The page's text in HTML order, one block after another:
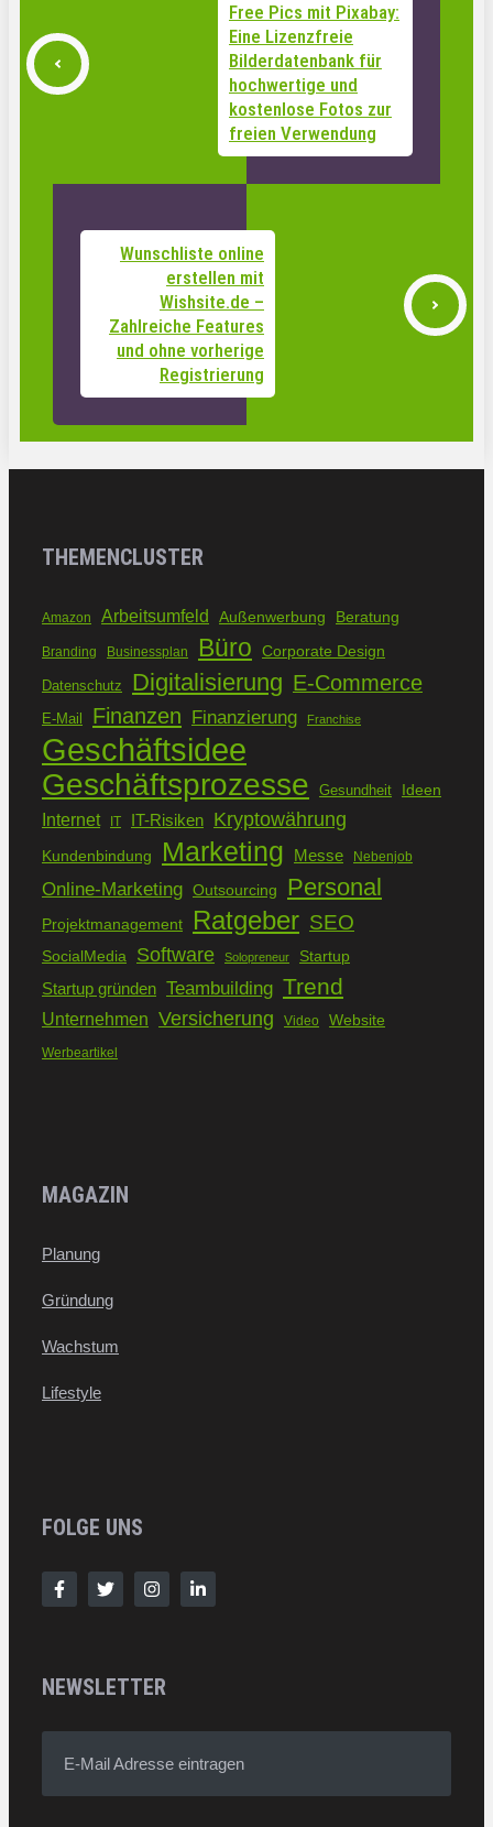
Free Pics mit Pixabay:
Eine Lizenzfreie
Bilderdatenbank für
hochwertige und
kostenlose Fotos zur
freien Verwendung
Wunschliste online
erstellen mit
Wishsite.de –
Zahlreiche Features
und ohne vorherige
Registrierung
THEMENCLUSTER
Amazon Arbeitsumfeld Außenwerbung Beratung
Branding Businessplan Büro Corporate Design
Datenschutz Digitalisierung E-Commerce
E-Mail Finanzen Finanzierung Franchise
Geschäftsidee
Geschäftsprozesse Gesundheit Ideen
Internet IT IT-Risiken Kryptowährung
Kundenbindung Marketing Messe Nebenjob
Online-Marketing Outsourcing Personal
Projektmanagement Ratgeber SEO
SocialMedia Software Solopreneur Startup
Startup gründen Teambuilding Trend
Unternehmen Versicherung Video Website
Werbeartikel
MAGAZIN
Planung
Gründung
Wachstum
Lifestyle
FOLGE UNS
NEWSLETTER
E-Mail Adresse eintragen